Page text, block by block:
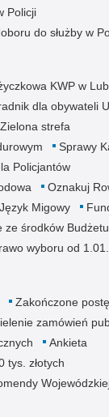
Policji
do służby w
KWP w
dla obywateli
Zielona strefa
Sprawy
Policjantów
Oznakuj
Język Migowy
ze środków
wyboru od
Zakończone
zamówień
Ankieta
tys. złotych